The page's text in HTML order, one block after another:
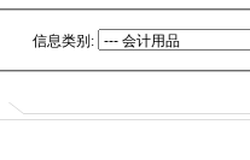
信息类别: